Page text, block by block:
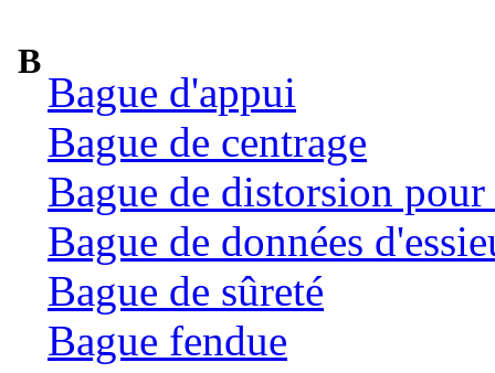
B
Bague d'appui
Bague de centrage
Bague de distorsion
Bague de données
Bague de sûreté
Bague fendue